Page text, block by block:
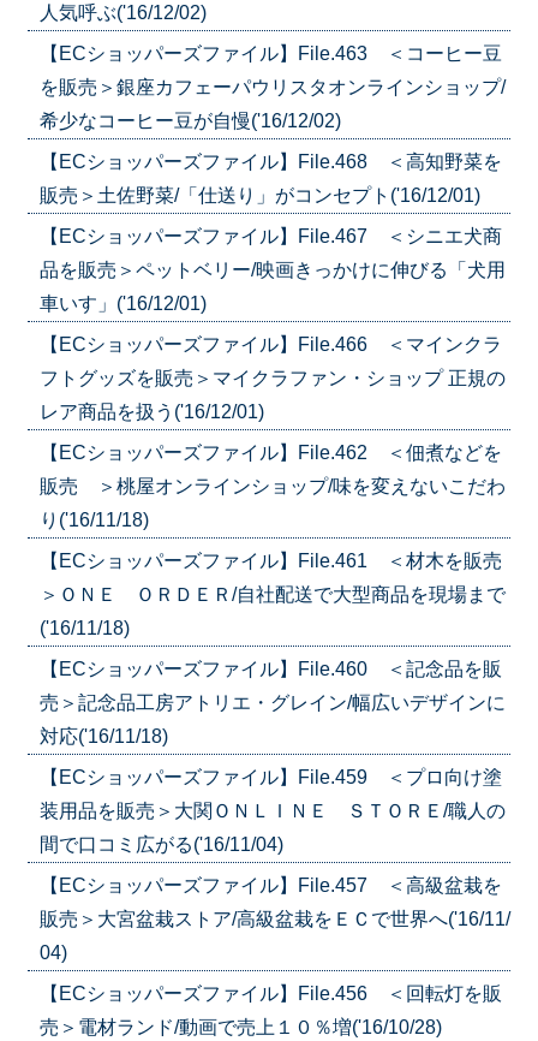
人気呼ぶ('16/12/02)
【ECショッパーズファイル】File.463 ＜コーヒー豆
を販売＞銀座カフェーパウリスタオンラインショップ/
希少なコーヒー豆が自慢('16/12/02)
【ECショッパーズファイル】File.468 ＜高知野菜を
販売＞土佐野菜/「仕送り」がコンセプト('16/12/01)
【ECショッパーズファイル】File.467 ＜シニエ犬商
品を販売＞ペットベリー/映画きっかけに伸びる「犬用
車いす」('16/12/01)
【ECショッパーズファイル】File.466 ＜マインクラ
フトグッズを販売＞マイクラファン・ショップ 正規の
レア商品を扱う('16/12/01)
【ECショッパーズファイル】File.462 ＜佃煮などを
販売 ＞桃屋オンラインショップ/味を変えないこだわ
り('16/11/18)
【ECショッパーズファイル】File.461 ＜材木を販売
＞ＯＮＥ ＯＲＤＥＲ/自社配送で大型商品を現場まで
('16/11/18)
【ECショッパーズファイル】File.460 ＜記念品を販
売＞記念品工房アトリエ・グレイン/幅広いデザインに
対応('16/11/18)
【ECショッパーズファイル】File.459 ＜プロ向け塗
装用品を販売＞大関ＯＮＬＩＮＥ ＳＴＯＲＥ/職人の
間で口コミ広がる('16/11/04)
【ECショッパーズファイル】File.457 ＜高級盆栽を
販売＞大宮盆栽ストア/高級盆栽をＥＣで世界へ('16/11/
04)
【ECショッパーズファイル】File.456 ＜回転灯を販
売＞電材ランド/動画で売上１０％増('16/10/28)